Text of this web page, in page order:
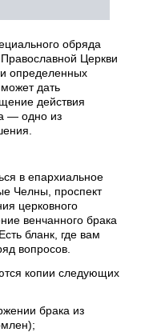
обряда
Церкви
определенных
дать
действия
— одно из
в епархиальное
Челны, проспект
церковного
венчанного брака
бланк, где вам
вопросов.
копии следующих
брака из